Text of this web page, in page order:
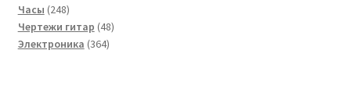
Часы 248248
товаров
Чертежи гитар 4848
Электроника 364364